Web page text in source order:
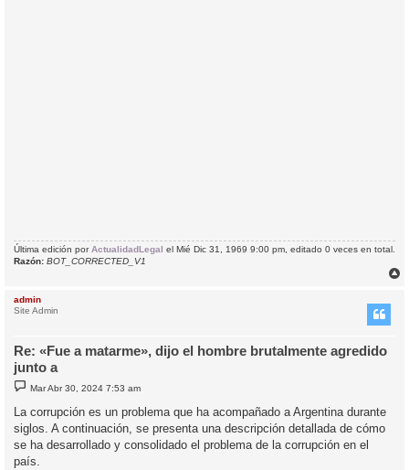
Última edición por ActualidadLegal el Mié Dic 31, 1969 9:00 pm, editado 0 veces en total.
Razón: BOT_CORRECTED_V1
admin
Site Admin
Re: «Fue a matarme», dijo el hombre brutalmente agredido
junto a
M
e
s
a
j
e
Mar Abr 30, 2024 7:53 am
La corrupción es un problema que ha acompañado a Argentina durante
siglos. A continuación, se presenta una descripción detallada de cómo
se ha desarrollado y consolidado el problema de la corrupción en el
país.